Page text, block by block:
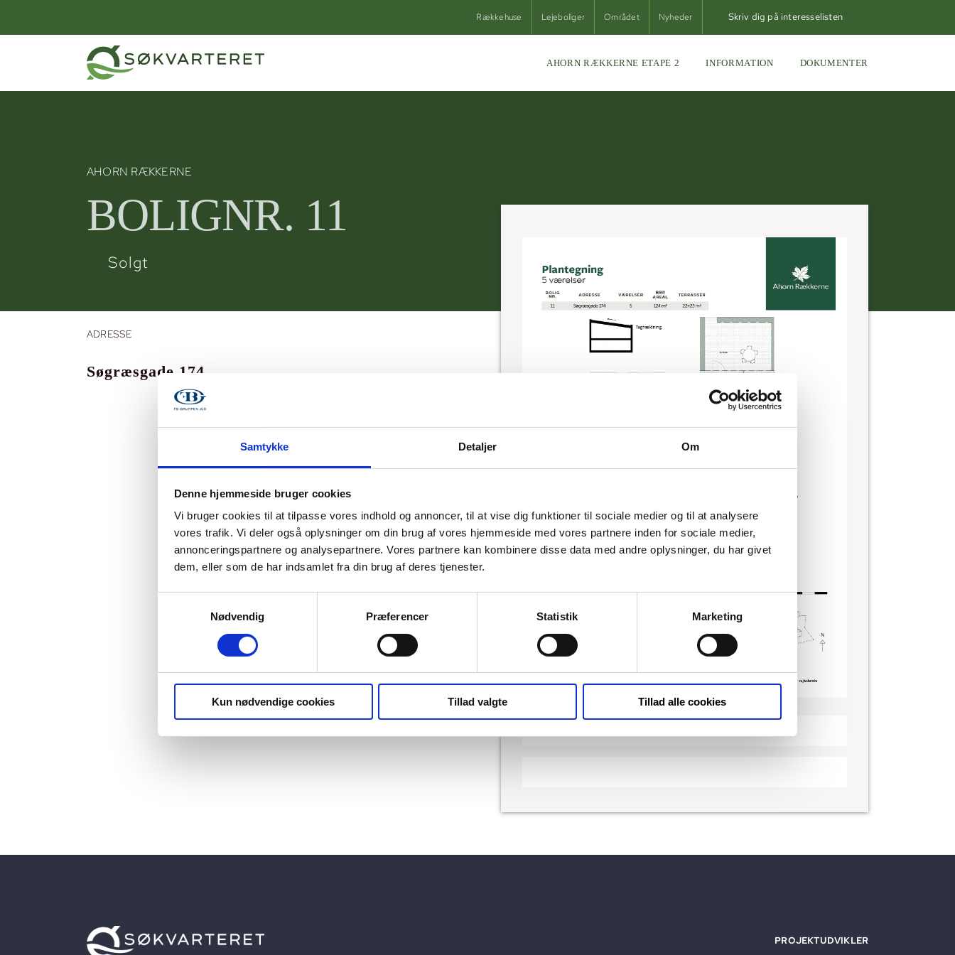
Samtykke Detaljer Om
Denne hjemmeside bruger cookies
Vi bruger cookies til at tilpasse vores indhold og annoncer, til at vise dig funktioner til sociale medier og til at analysere
vores trafik. Vi deler også oplysninger om din brug af vores hjemmeside med vores partnere inden for sociale medier,
annonceringspartnere og analysepartnere. Vores partnere kan kombinere disse data med andre oplysninger, du har givet
dem, eller som de har indsamlet fra din brug af deres tjenester.
Nødvendig
Præferencer Statistik Marketing
Kun nødvendige cookies Tillad valgte Tillad alle cookies
Rækkehuse Lejeboliger Området Nyheder Skriv dig på interesselisten
AHORN RÆKKERNE ETAPE 2 INFORMATION DOKUMENTER
AHORN RÆKKERNE
BOLIGNR. 11
Solgt
ADRESSE
Søgræsgade 174
PROJEKTUDVIKLER